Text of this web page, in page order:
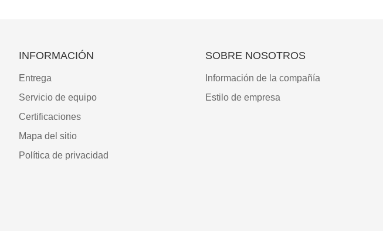
INFORMACIÓN
Entrega
Servicio de equipo
Certificaciones
Mapa del sitio
Política de privacidad
SOBRE NOSOTROS
Información de la compañía
Estilo de empresa